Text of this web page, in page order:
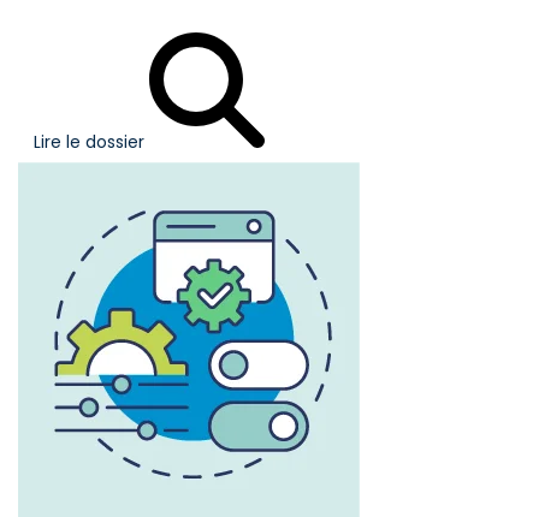
Lire le dossier